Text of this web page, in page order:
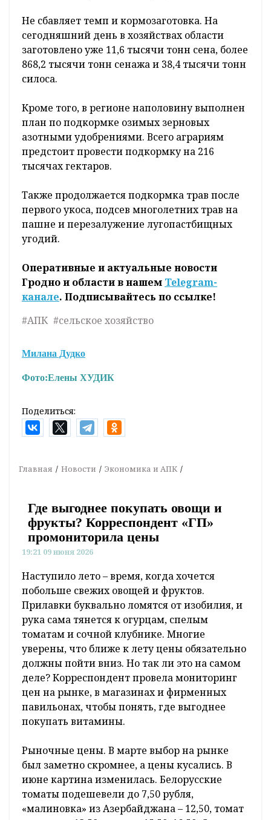
Не сбавляет темп и кормозаготовка. На
сегодняшний день в хозяйствах области
заготовлено уже 11,6 тысячи тонн сена, более
868,2 тысячи тонн сенажа и 38,4 тысячи тонн
силоса.
Кроме того, в регионе наполовину выполнен
план по подкормке озимых зерновых
азотными удобрениями. Всего аграриям
предстоит провести подкормку на 216
тысячах гектаров.
Также продолжается подкормка трав после
первого укоса, подсев многолетних трав на
пашне и перезалужение лугопастбищных
угодий.
Оперативные и актуальные новости
Гродно и области в нашем Telegram-
канале. Подписывайтесь по ссылке!
#АПК #сельское хозяйство
Милана Дудко
Фото:Елены ХУДИК
Поделиться:
Главная Новости Экономика и АПК
Где выгоднее покупать овощи и
фрукты? Корреспондент «ГП»
промониторила цены
19:21 09 июня 2026
Наступило лето – время, когда хочется
побольше свежих овощей и фруктов.
Прилавки буквально ломятся от изобилия, и
рука сама тянется к огурцам, спелым
томатам и сочной клубнике. Многие
уверены, что ближе к лету цены обязательно
должны пойти вниз. Но так ли это на самом
деле? Корреспондент провела мониторинг
цен на рынке, в магазинах и фирменных
павильонах, чтобы понять, где выгоднее
покупать витамины.
Рыночные цены. В марте выбор на рынке
был заметно скромнее, а цены кусались. В
июне картина изменилась. Белорусские
томаты подешевели до 7,50 рубля,
«малиновка» из Азербайджана – 12,50, томат